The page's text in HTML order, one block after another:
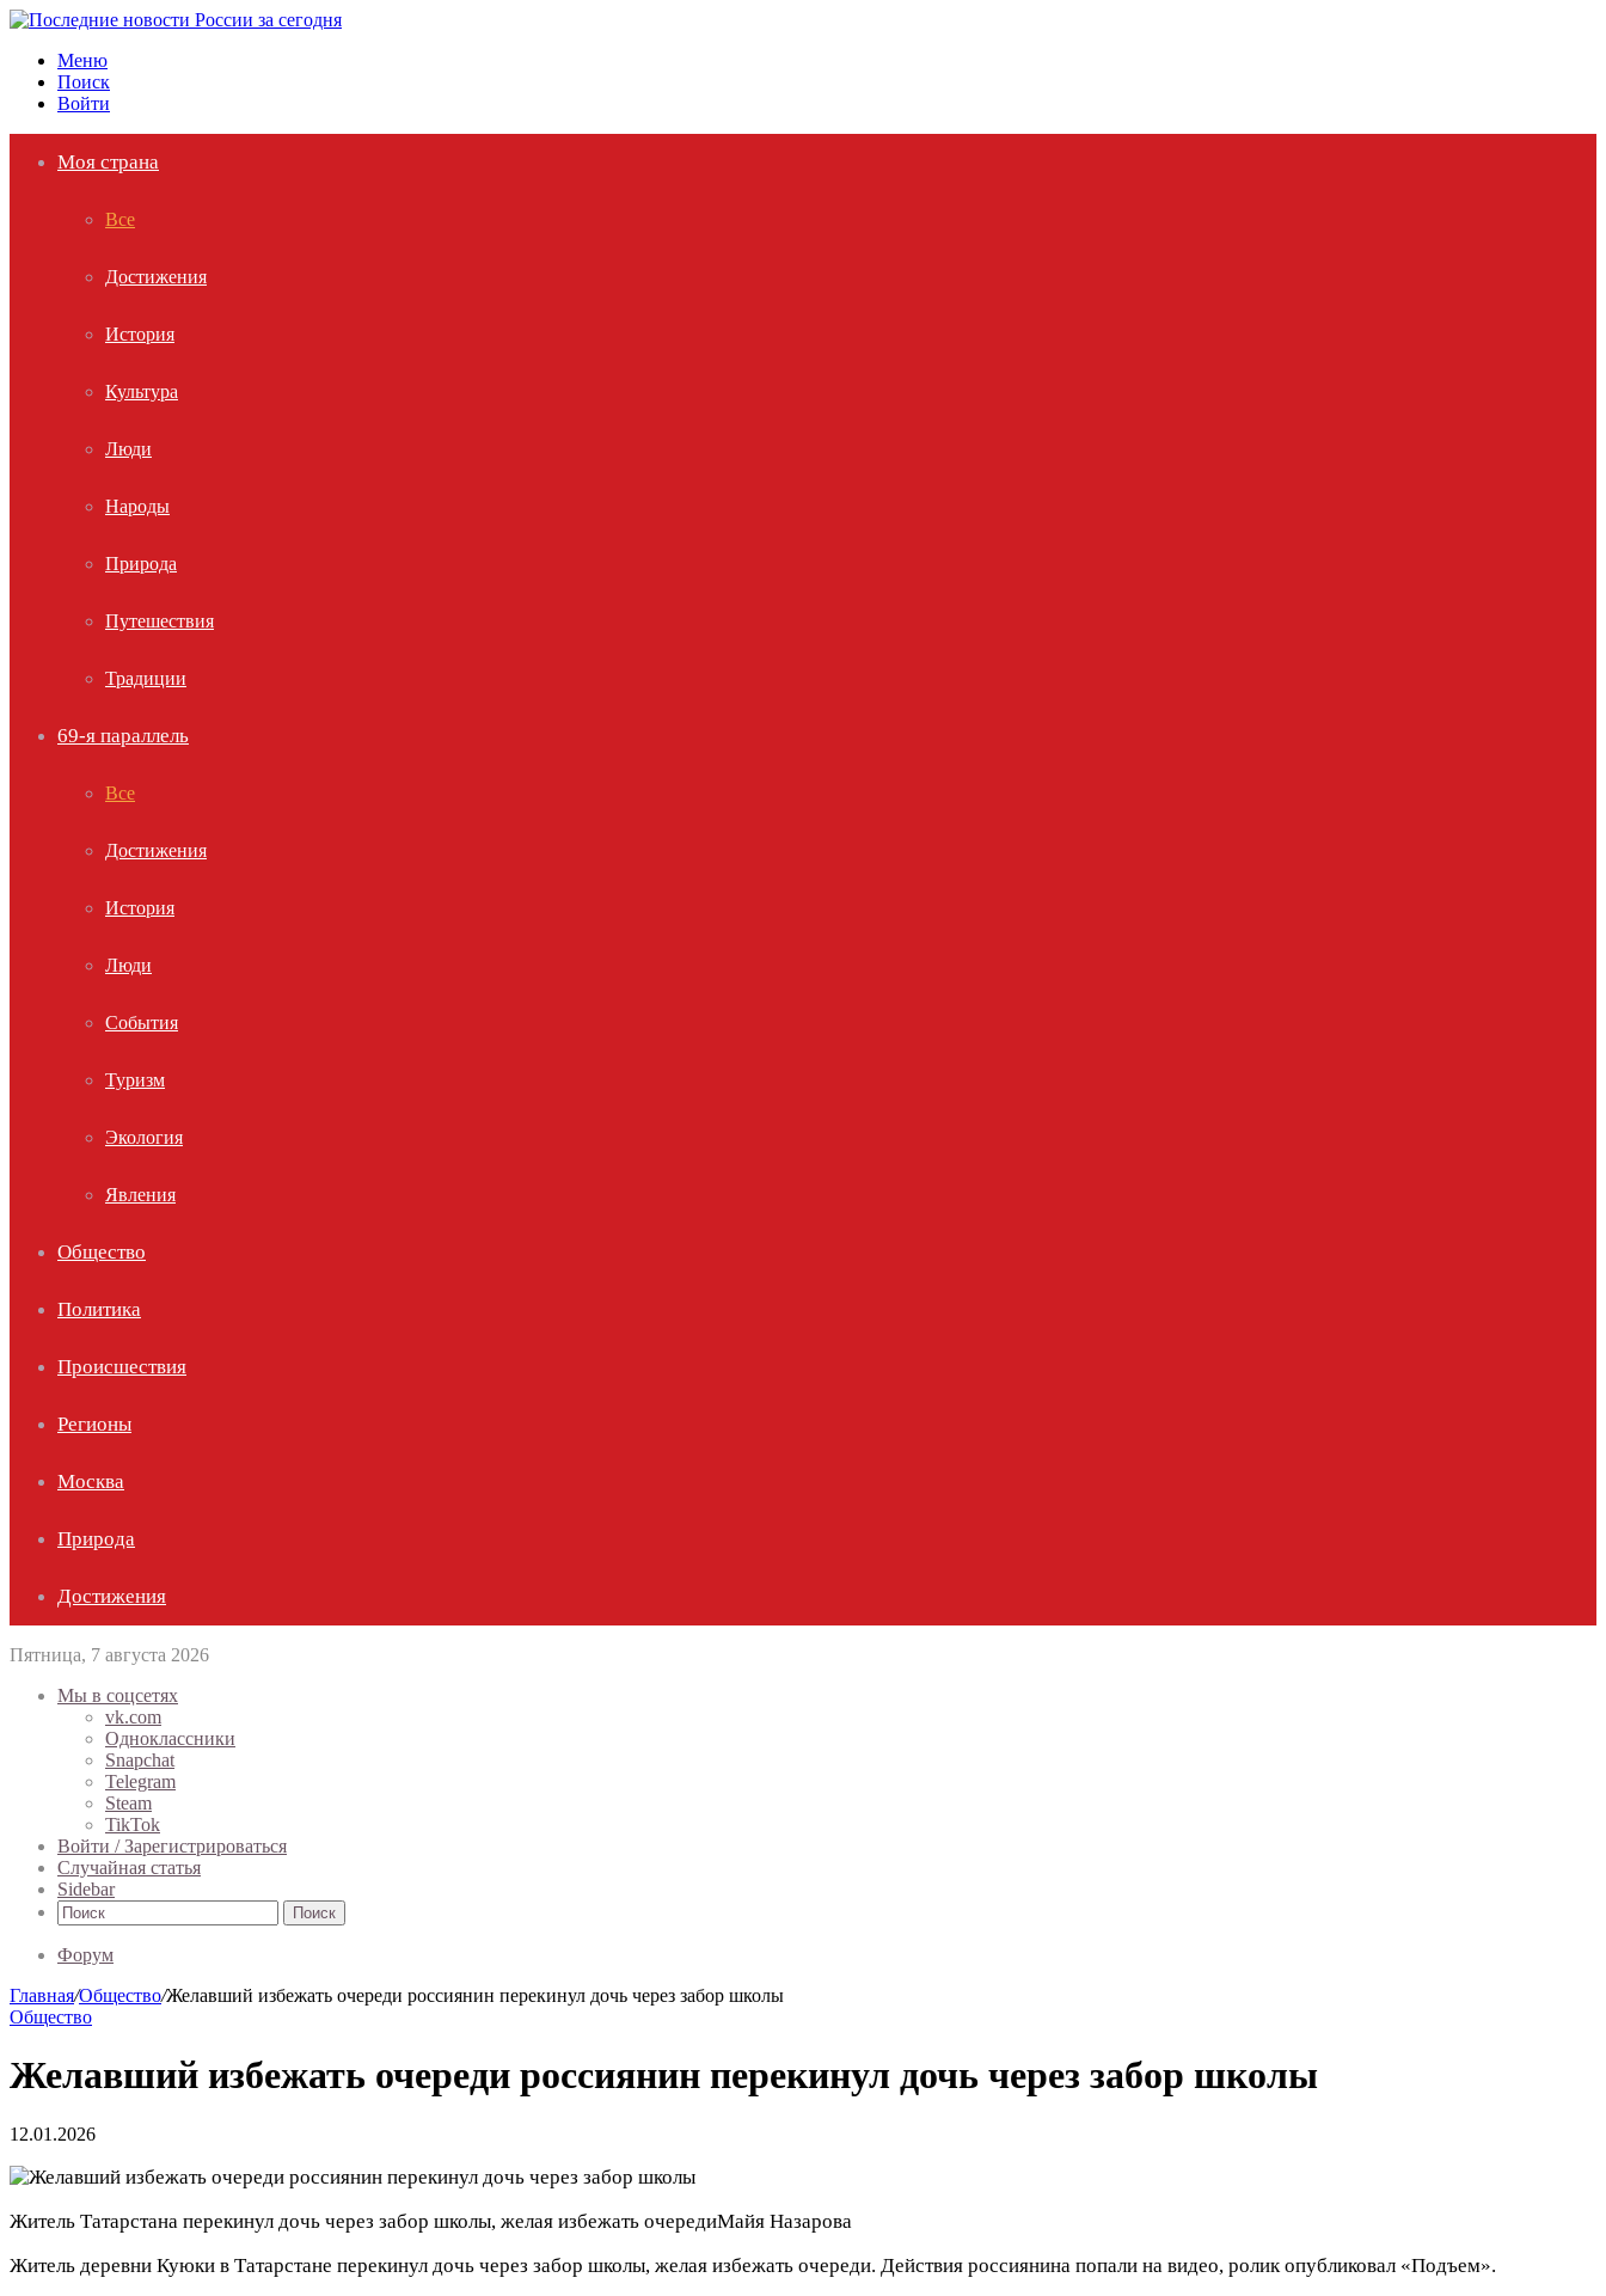
Меню
Поиск
Войти
Моя страна
Все
Достижения
История
Культура
Люди
Народы
Природа
Путешествия
Традиции
69-я параллель
Все
Достижения
История
Люди
События
Туризм
Экология
Явления
Общество
Политика
Происшествия
Регионы
Москва
Природа
Достижения
Пятница, 7 августа 2026
Мы в соцсетях
vk.com
Одноклассники
Snapchat
Telegram
Steam
TikTok
Войти / Зарегистрироваться
Случайная статья
Sidebar
Поиск
Форум
Главная/Общество/Желавший избежать очереди россиянин перекинул дочь через забор школы
Общество
Желавший избежать очереди россиянин перекинул дочь через забор школы
12.01.2026
Житель Татарстана перекинул дочь через забор школы, желая избежать очередиМайя Назарова
Житель деревни Куюки в Татарстане перекинул дочь через забор школы, желая избежать очереди. Действия россиянина попали на видео, ролик опубликовал «Подъем».